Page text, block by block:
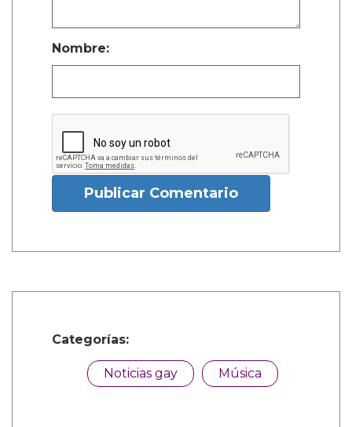
Nombre:
Publicar Comentario
Categorías:
Noticias gay Música